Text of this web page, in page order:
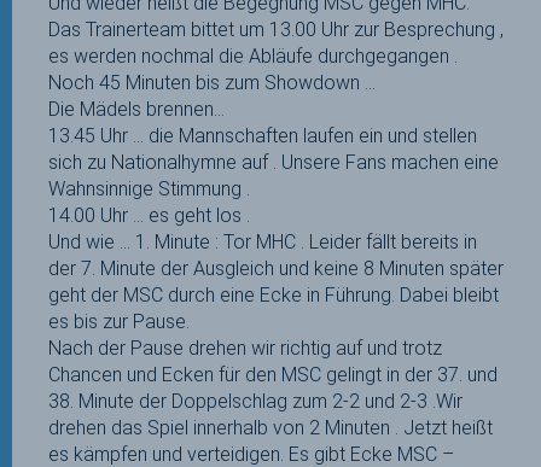
Das Trainerteam bittet um 13.00 Uhr zur Besprechung ,
es werden nochmal die Abläufe durchgegangen .
Noch 45 Minuten bis zum Showdown …
Die Mädels brennen…
13.45 Uhr … die Mannschaften laufen ein und stellen
sich zu Nationalhymne auf . Unsere Fans machen eine
Wahnsinnige Stimmung .
14.00 Uhr … es geht los .
Und wie … 1. Minute : Tor MHC . Leider fällt bereits in
der 7. Minute der Ausgleich und keine 8 Minuten später
geht der MSC durch eine Ecke in Führung. Dabei bleibt
es bis zur Pause.
Nach der Pause drehen wir richtig auf und trotz
Chancen und Ecken für den MSC gelingt in der 37. und
38. Minute der Doppelschlag zum 2-2 und 2-3 .Wir
drehen das Spiel innerhalb von 2 Minuten . Jetzt heißt
es kämpfen und verteidigen. Es gibt Ecke MSC –